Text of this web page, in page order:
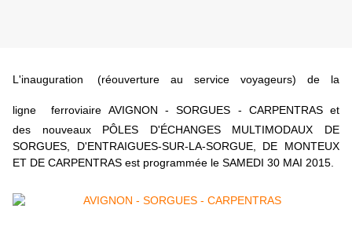
L'inauguration (réouverture au service voyageurs) de la
ligne ferroviaireAVIGNON - SORGUES - CARPENTRAS et
des nouveaux PÔLES D'ÉCHANGES MULTIMODAUX DE
SORGUES, D'ENTRAIGUES-SUR-LA-SORGUE, DE MONTEUX
ET DE CARPENTRAS est programmée le SAMEDI 30 MAI 2015.